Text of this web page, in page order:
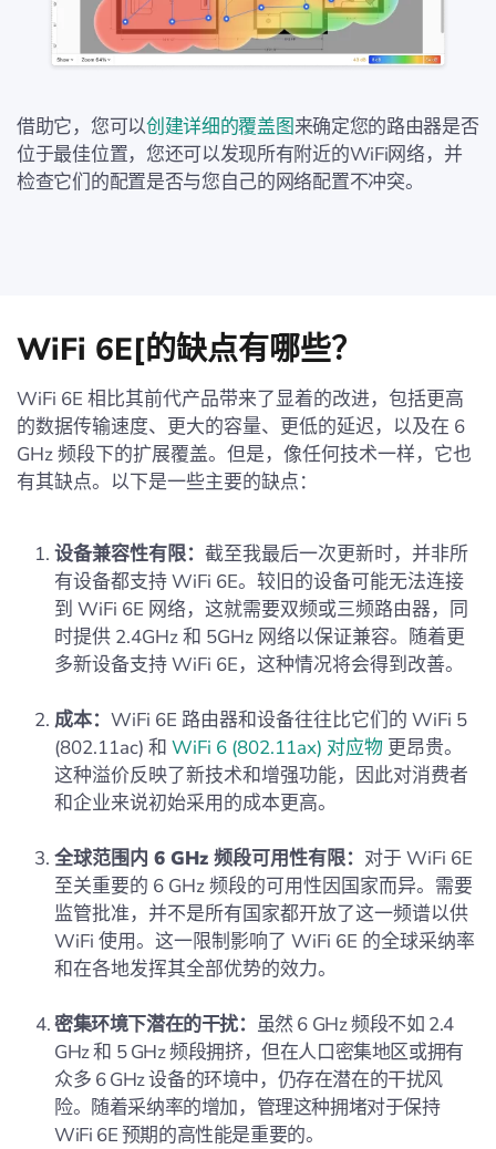
借助它，您可以创建详细的覆盖图来确定您的路由器是否
位于最佳位置，您还可以发现所有附近的WiFi网络，并
检查它们的配置是否与您自己的网络配置不冲突。
WiFi 6E[的缺点有哪些？
WiFi 6E 相比其前代产品带来了显着的改进，包括更高
的数据传输速度、更大的容量、更低的延迟，以及在 6
GHz 频段下的扩展覆盖。但是，像任何技术一样，它也
有其缺点。以下是一些主要的缺点：
设备兼容性有限： 截至我最后一次更新时，并非所
有设备都支持 WiFi 6E。较旧的设备可能无法连接
到 WiFi 6E 网络，这就需要双频或三频路由器，同
时提供 2.4GHz 和 5GHz 网络以保证兼容。随着更
多新设备支持 WiFi 6E，这种情况将会得到改善。
成本： WiFi 6E 路由器和设备往往比它们的 WiFi 5
(802.11ac) 和 WiFi 6 (802.11ax) 对应物 更昂贵。
这种溢价反映了新技术和增强功能，因此对消费者
和企业来说初始采用的成本更高。
全球范围内 6 GHz 频段可用性有限： 对于 WiFi 6E
至关重要的 6 GHz 频段的可用性因国家而异。需要
监管批准，并不是所有国家都开放了这一频谱以供
WiFi 使用。这一限制影响了 WiFi 6E 的全球采纳率
和在各地发挥其全部优势的效力。
密集环境下潜在的干扰： 虽然 6 GHz 频段不如 2.4
GHz 和 5 GHz 频段拥挤，但在人口密集地区或拥有
众多 6 GHz 设备的环境中，仍存在潜在的干扰风
险。随着采纳率的增加，管理这种拥堵对于保持
WiFi 6E 预期的高性能是重要的。